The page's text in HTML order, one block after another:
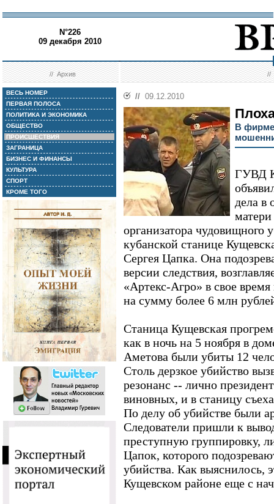
N°226
09 декабря 2010
//Архив //
ВЕСЬ НОМЕР
ПЕРВАЯ ПОЛОСА
ПОЛИТИКА И ЭКОНОМИКА
ОБЩЕСТВО
ПРОИСШЕСТВИЯ
ЗАГРАНИЦА
БИЗНЕС И ФИНАНСЫ
КУЛЬТУРА
СПОРТ
КРОМЕ ТОГО
// 09.12.2010
В
ГУВД
дела
матери
организатора чудовищного
кубанской станице
Сергея Цапка. Она
версии следствия,
«Артекс-Агро» в свое
на сумму более 6 млн
Станица Кущевская
как в ночь на 5 ноября в
Аметова были убиты 12
Столь дерзкое убийство
резонанс -- лично
виновных, и в станицу
По делу об убийстве были
Следователи пришли к
преступную группировку,
Цапок, которого
убийства. Как выяснилось,
Кущевском районе еще с